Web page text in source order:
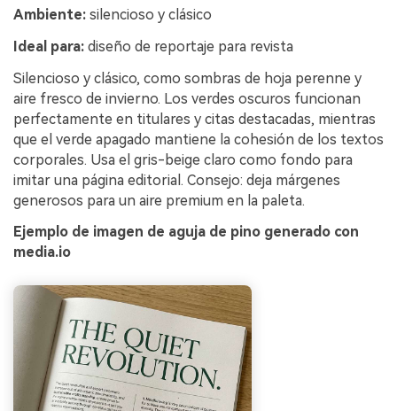
Ambiente: silencioso y clásico
Ideal para: diseño de reportaje para revista
Silencioso y clásico, como sombras de hoja perenne y
aire fresco de invierno. Los verdes oscuros funcionan
perfectamente en titulares y citas destacadas, mientras
que el verde apagado mantiene la cohesión de los textos
corporales. Usa el gris-beige claro como fondo para
imitar una página editorial. Consejo: deja márgenes
generosos para un aire premium en la paleta.
Ejemplo de imagen de aguja de pino generado con
media.io